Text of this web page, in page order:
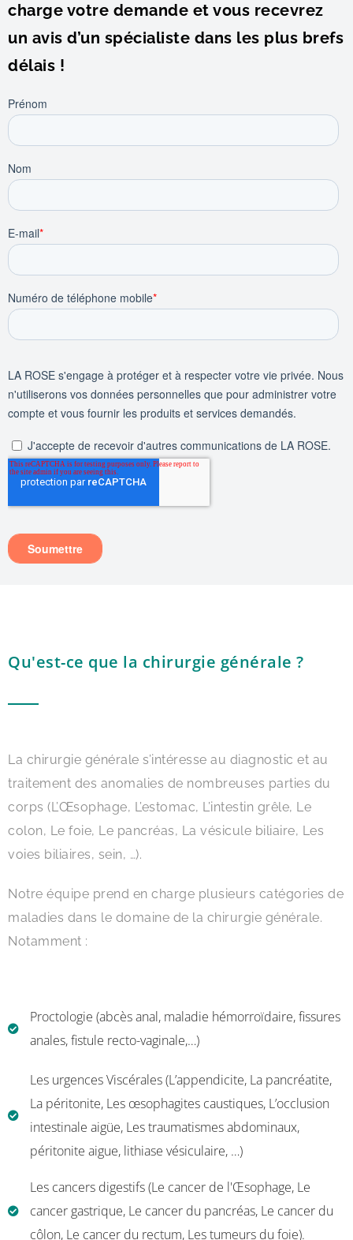
charge votre demande et vous recevrez
un avis d’un spécialiste dans les plus brefs
délais !
Qu'est-ce que la chirurgie générale ?
La chirurgie générale s’intéresse au diagnostic et au
traitement des anomalies de nombreuses parties du
corps (L’Œsophage, L’estomac, L’intestin grêle, Le
colon, Le foie, Le pancréas, La vésicule biliaire, Les
voies biliaires, sein, …).
Notre équipe prend en charge plusieurs catégories de
maladies dans le domaine de la chirurgie générale.
Notamment :
Proctologie (abcès anal, maladie hémorroïdaire, fissures
anales, fistule recto-vaginale,…)
Les urgences Viscérales (L’appendicite, La pancréatite,
La péritonite, Les œsophagites caustiques, L’occlusion
intestinale aigüe, Les traumatismes abdominaux,
péritonite aigue, lithiase vésiculaire, …)
Les cancers digestifs (Le cancer de l'Œsophage, Le
cancer gastrique, Le cancer du pancréas, Le cancer du
côlon, Le cancer du rectum, Les tumeurs du foie).